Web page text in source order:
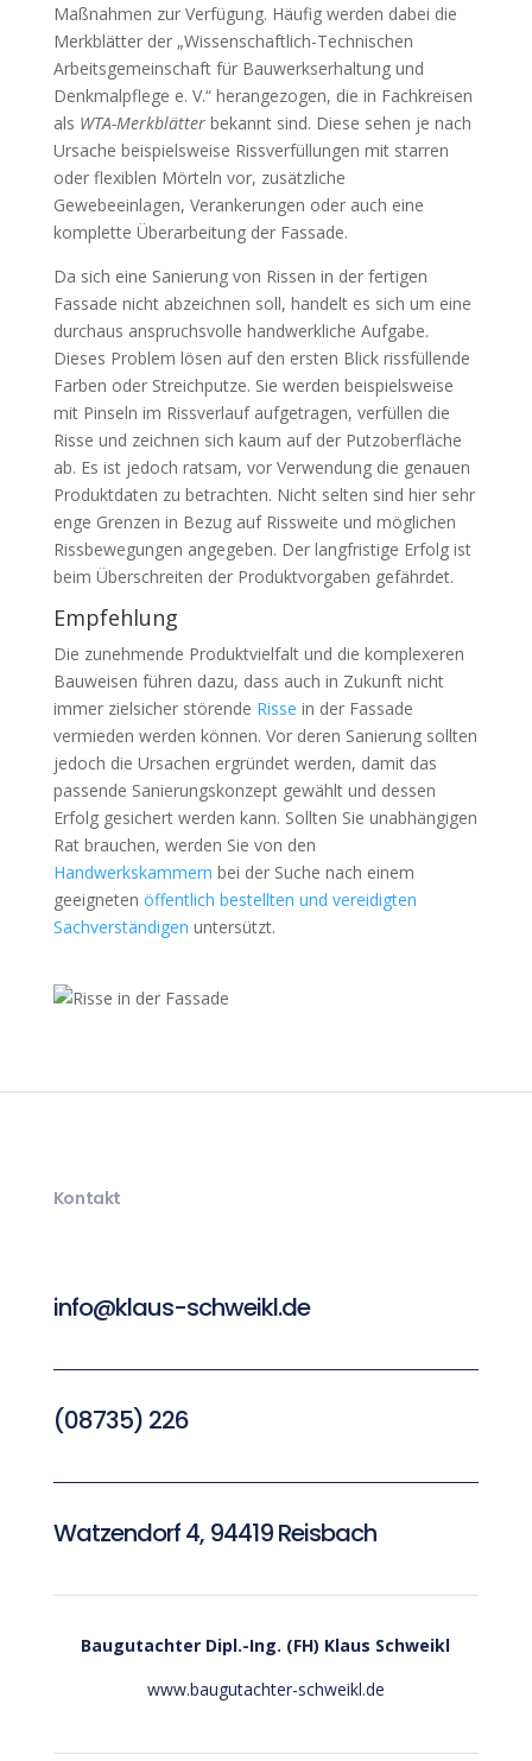
Maßnahmen zur Verfügung. Häufig werden dabei die
Merkblätter der „Wissenschaftlich-Technischen
Arbeitsgemeinschaft für Bauwerkserhaltung und
Denkmalpflege e. V.“ herangezogen, die in Fachkreisen
als WTA-Merkblätterbekannt sind. Diese sehen je nach
Ursache beispielsweise Rissverfüllungen mit starren
oder flexiblen Mörteln vor, zusätzliche
Gewebeeinlagen, Verankerungen oder auch eine
komplette Überarbeitung der Fassade.
Da sich eine Sanierung von Rissen in der fertigen
Fassade nicht abzeichnen soll, handelt es sich um eine
durchaus anspruchsvolle handwerkliche Aufgabe.
Dieses Problem lösen auf den ersten Blick rissfüllende
Farben oder Streichputze. Sie werden beispielsweise
mit Pinseln im Rissverlauf aufgetragen, verfüllen die
Risse und zeichnen sich kaum auf der Putzoberfläche
ab. Es ist jedoch ratsam, vor Verwendung die genauen
Produktdaten zu betrachten. Nicht selten sind hier sehr
enge Grenzen in Bezug auf Rissweite und möglichen
Rissbewegungen angegeben. Der langfristige Erfolg ist
beim Überschreiten der Produktvorgaben gefährdet.
Empfehlung
Die zunehmende Produktvielfalt und die komplexeren
Bauweisen führen dazu, dass auch in Zukunft nicht
immer zielsicher störende Risse in der Fassade
vermieden werden können. Vor deren Sanierung sollten
jedoch die Ursachen ergründet werden, damit das
passende Sanierungskonzept gewählt und dessen
Erfolg gesichert werden kann. Sollten Sie unabhängigen
Rat brauchen, werden Sie von den
Handwerkskammern bei der Suche nach einem
geeigneten öffentlich bestellten und vereidigten
Sachverständigen untersützt.
Kontakt
info@klaus-schweikl.de
(08735) 226
Watzendorf 4, 94419 Reisbach
Baugutachter Dipl.-Ing. (FH) Klaus Schweikl
www.baugutachter-schweikl.de